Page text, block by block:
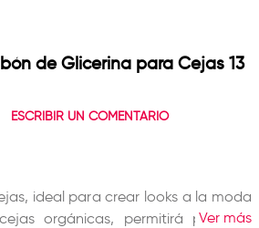
de Glicerina para Cejas 13
ESCRIBIR UN COMENTARIO
ideal para crear looks a la moda
orgánicas, permitirá peinar y
Ver más